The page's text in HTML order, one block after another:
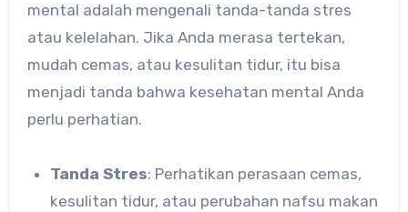
mental adalah mengenali tanda-tanda stres
atau kelelahan. Jika Anda merasa tertekan,
mudah cemas, atau kesulitan tidur, itu bisa
menjadi tanda bahwa kesehatan mental Anda
perlu perhatian.
Tanda Stres: Perhatikan perasaan cemas,
kesulitan tidur, atau perubahan nafsu makan